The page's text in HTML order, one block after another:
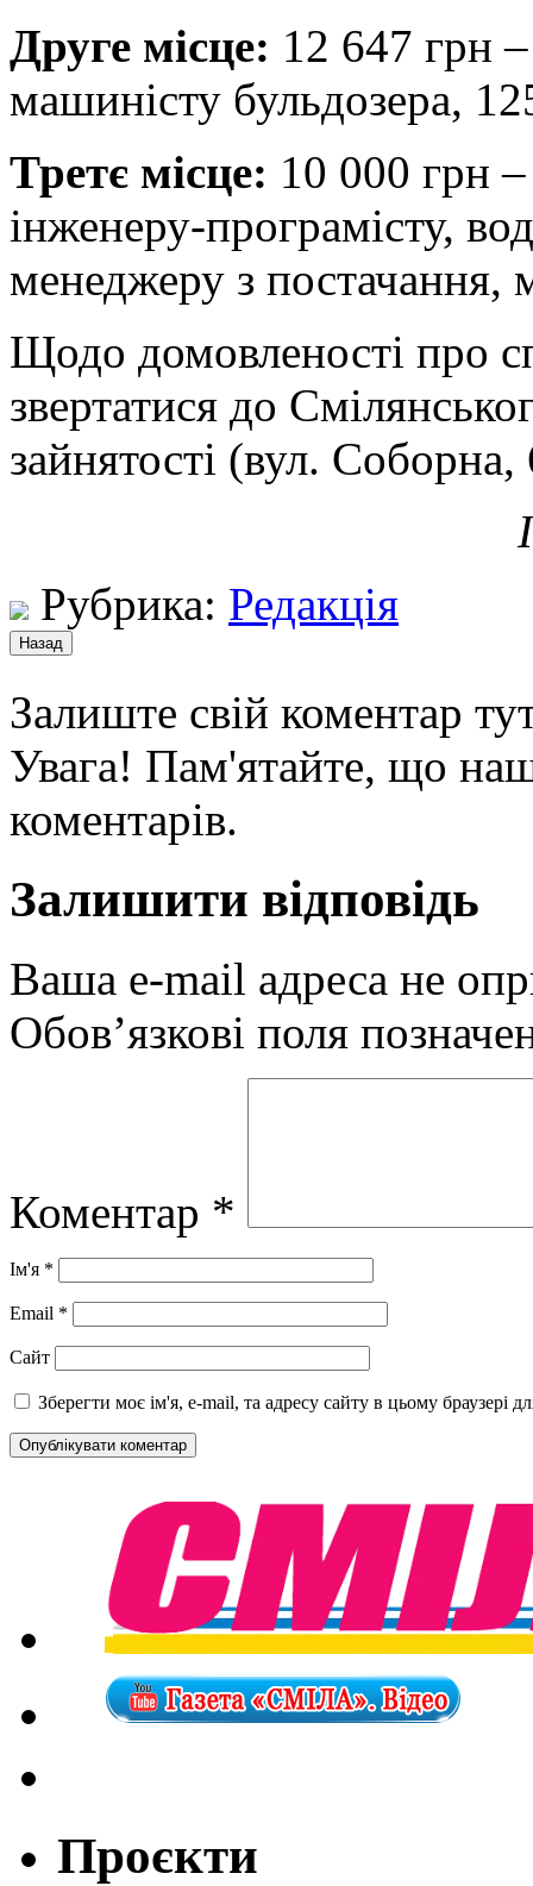
Друге місце: 12 647 грн –
машиністу бульдозера,
Третє місце: 10 000 грн –
інженеру-програмісту,
менеджеру з постачання,
Щодо домовленості про
звертатися до
зайнятості (вул. Соборна,
Рубрика: Редакція
Залиште свій коментар
Увага! Пам'ятайте, що
коментарів.
Залишити відповідь
Ваша e-mail адреса не
Обов’язкові поля
Коментар *
Ім'я *
Email *
Сайт
Зберегти моє ім'я, e-mail, та адресу сайту в цьому браузері
Проєкти